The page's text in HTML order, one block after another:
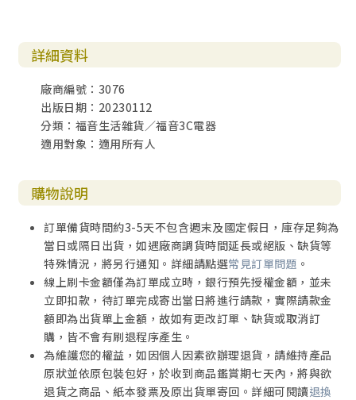
詳細資料
廠商編號：3076
出版日期：20230112
分類：福音生活雜貨／福音3C電器
適用對象：適用所有人
購物說明
訂單備貨時間約3-5天不包含週末及國定假日，庫存足夠為
當日或隔日出貨，如遇廠商調貨時間延長或絕版、缺貨等
特殊情況，將另行通知。詳細請點選常見訂單問題 。
線上刷卡金額僅為訂單成立時，銀行預先授權金額，並未
立即扣款，待訂單完成寄出當日將進行請款，實際請款金
額即為出貨單上金額，故如有更改訂單、缺貨或取消訂
購，皆不會有刷退程序產生。
為維護您的權益，如因個人因素欲辦理退貨，請維持產品
原狀並依原包裝包好，於收到商品鑑賞期七天內，將與欲
退貨之商品、紙本發票及原出貨單寄回。詳細可閱讀退換